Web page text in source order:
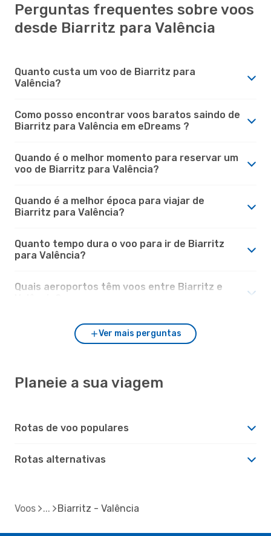
Perguntas frequentes sobre voos
desde Biarritz para Valência
Quanto custa um voo de Biarritz para
Valência?
Como posso encontrar voos baratos saindo de
Biarritz para Valência em eDreams ?
Quando é o melhor momento para reservar um
voo de Biarritz para Valência?
Quando é a melhor época para viajar de
Biarritz para Valência?
Quanto tempo dura o voo para ir de Biarritz
para Valência?
Quais aeroportos têm voos entre Biarritz e
Ver mais perguntas
Planeie a sua viagem
Rotas de voo populares
Rotas alternativas
Voos Biarritz - Valência